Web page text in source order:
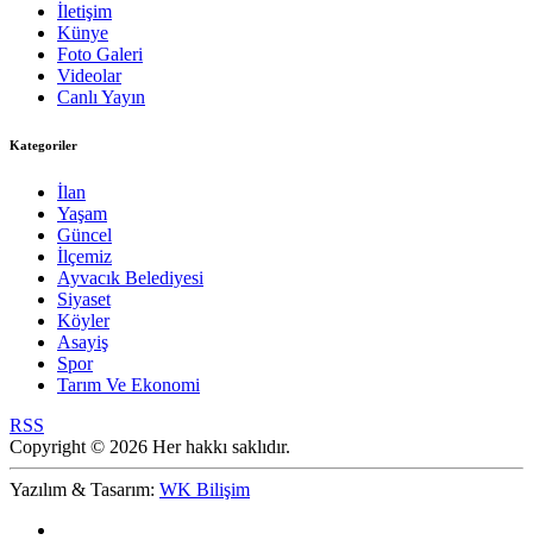
İletişim
Künye
Foto Galeri
Videolar
Canlı Yayın
Kategoriler
İlan
Yaşam
Güncel
İlçemiz
Ayvacık Belediyesi
Siyaset
Köyler
Asayiş
Spor
Tarım Ve Ekonomi
RSS
Copyright © 2026 Her hakkı saklıdır.
Yazılım & Tasarım: WK Bilişim